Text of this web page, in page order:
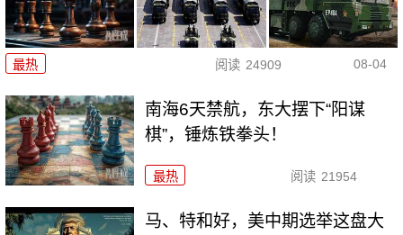
最热 阅读 24909 08-04
南海6天禁航，东大摆下“阳谋
棋”，锤炼铁拳头！
最热 阅读 21954
马、特和好，美中期选举这盘大